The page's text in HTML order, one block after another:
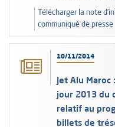
Télécharger la note
communiqué de presse
10/11/2014
Jet Alu Maroc
jour 2013 du
relatif au
billets de